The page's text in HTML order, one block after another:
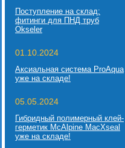
Поступление на склад:
фитинги для ПНД труб
Okseler
01.10.2024
Аксиальная система ProAqua
уже на складе!
05.05.2024
Гибридный полимерный клей-
герметик McAlpine MacXseal
уже на складе!